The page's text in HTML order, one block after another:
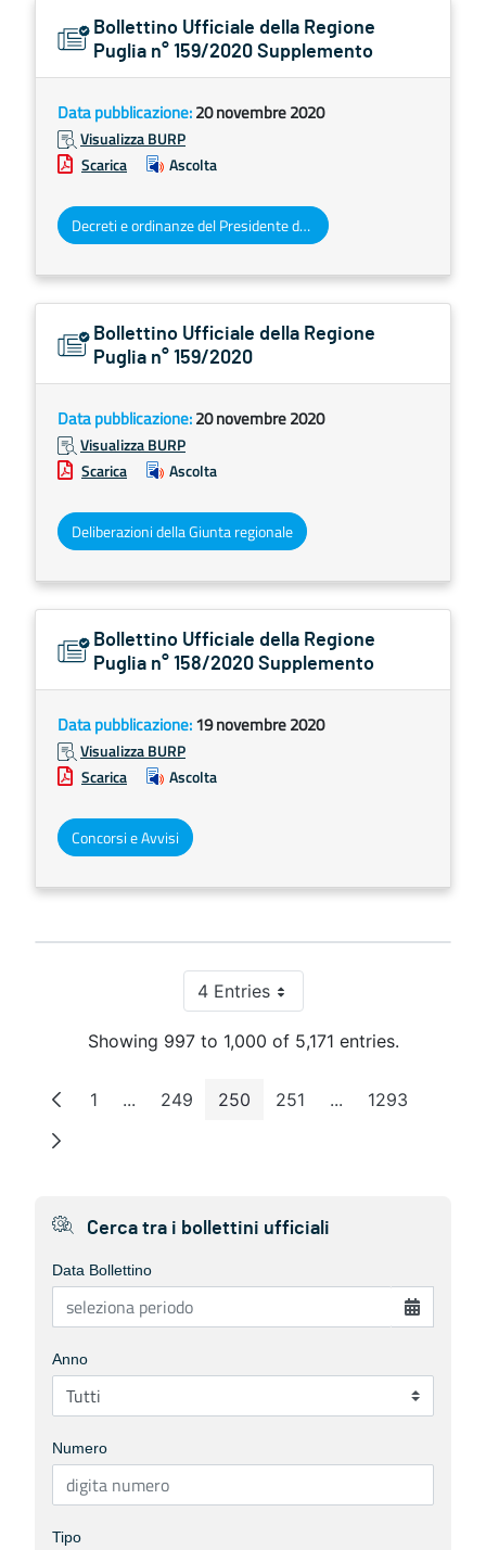
Bollettino Ufficiale della Regione
Puglia n° 159/2020 Supplemento
Data pubblicazione:20 novembre 2020
Visualizza BURP
Scarica
Ascolta
Decreti e ordinanze del Presidente della Giunta regionale
Bollettino Ufficiale della Regione
Puglia n° 159/2020
Data pubblicazione:20 novembre 2020
Visualizza BURP
Scarica
Ascolta
Deliberazioni della Giunta regionale
Bollettino Ufficiale della Regione
Puglia n° 158/2020 Supplemento
Data pubblicazione:19 novembre 2020
Visualizza BURP
Scarica
Ascolta
Concorsi e Avvisi
4 EntriesPer Page
Showing 997 to 1,000 of 5,171 entries.
Page
1 ...Intermediate Pages
Page
249 Page
250 Page
251 ...Intermediate
Page
1293
Cerca tra i bollettini ufficiali
Data Bollettino
Anno
Numero
Tipo